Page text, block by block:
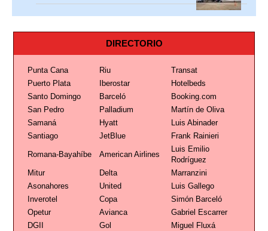
DIRECTORIO
Punta Cana Riu
Transat
Puerto Plata
Iberostar
Hotelbeds
Santo Domingo
Barceló
Booking.com
San Pedro
Palladium
Martín de Oliva
Samaná
Hyatt
Luis Abinader
Santiago
JetBlue Frank Rainieri
Romana-Bayahíbe American Airlines
Luis Emilio
Rodríguez
Mitur
Delta
Marranzini
Asonahores
United
Luis Gallego
Inverotel
Copa
Simón Barceló
Opetur
Avianca
Gabriel Escarrer
DGII
Gol Miguel Fluxá